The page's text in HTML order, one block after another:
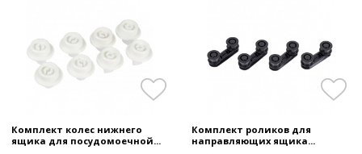
Комплект колес нижнего
ящика для посудомоечной...
Комплект роликов для
направляющих ящика...